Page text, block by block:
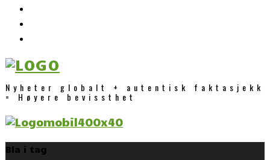
Nyheter globalt + autentisk faktasjekk
= Høyere bevissthet
Bla i tag